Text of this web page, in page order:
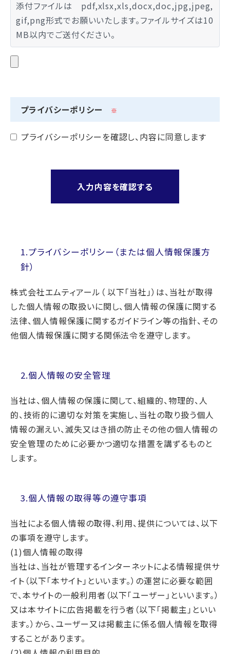
添付ファイルは pdf,xlsx,xls,docx,doc,jpg,jpeg,
gif,png形式でお願いいたします。ファイルサイズは10
MB以内でご送付ください。
プライバシーポリシー ※
プライバシーポリシーを確認し、内容に同意します
1.プライバシーポリシー（または個人情報保護方
針）
株式会社エムティアール（ 以下「当社」）は、当社が取得
した個人情報の取扱いに関し、個人情報の保護に関する
法律、個人情報保護に関するガイドライン等の指針、その
他個人情報保護に関する関係法令を遵守します。
2.個人情報の安全管理
当社は、個人情報の保護に関して、組織的、物理的、人
的、技術的に適切な対策を実施し、当社の取り扱う個人
情報の漏えい、滅失又はき損の防止その他の個人情報の
安全管理のために必要かつ適切な措置を講ずるものと
します。
3.個人情報の取得等の遵守事項
当社による個人情報の取得、利用、提供については、以下
の事項を遵守します。
(1)個人情報の取得
当社は、当社が管理するインターネットによる情報提供サ
イト（以下「本サイト」といいます。）の運営に必要な範囲
で、本サイトの一般利用者（以下「ユーザー」といいます。）
又は本サイトに広告掲載を行う者（以下「掲載主」といい
ます。）から、ユーザー又は掲載主に係る個人情報を取得
することがあります。